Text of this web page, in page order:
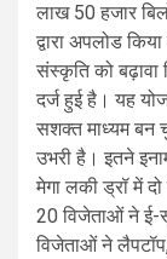
लाख 50 हजार
द्वारा अपलोड
संस्कृति को बढ़ावा
दर्ज हुई है। यह
सशक्त माध्यम बन
उभरी है। इतने
मेगा लकी ड्रॉ में
20 विजेताओं ने ई-
विजेताओं ने